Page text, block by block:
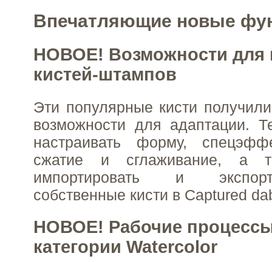
Впечатляющие новые
НОВОЕ! Возможности для
кистей-штампов
Эти популярные кисти
возможности для адаптации.
настраивать форму,
сжатие и сглаживание, а
импортировать и
собственные кисти в Captured
НОВОЕ! Рабочие
категории Watercolor